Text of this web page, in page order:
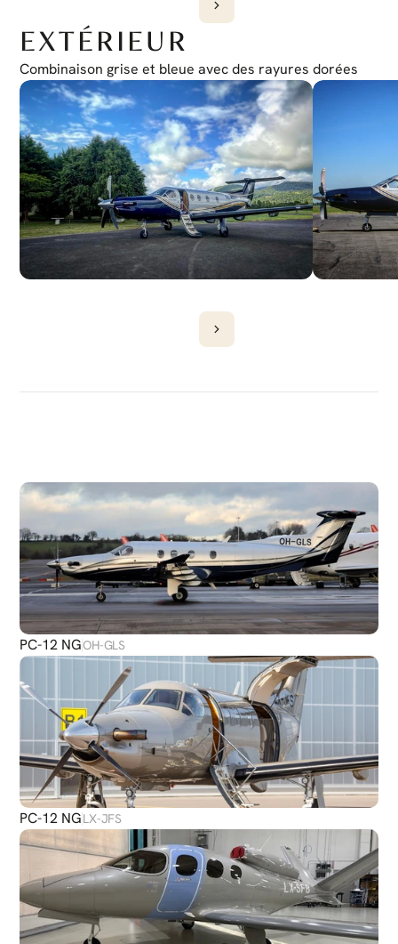
EXTÉRIEUR
Combinaison grise et bleue avec des rayures dorées
PLUS D'AVIONS
PC-12 NGOH-GLS
PC-12 NGLX-JFS